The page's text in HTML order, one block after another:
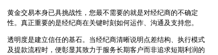
黄金交易本身已具挑战性，您最不需要的就是对经纪商的不确定
性。真正重要的是经纪商在关键时刻如何运作、沟通及支持您。
透明度是建立信任的基石。当经纪商清晰说明点差结构、执行模式
及提款流程时，便彰显其致力于服务长期客户而非追求短期利润的